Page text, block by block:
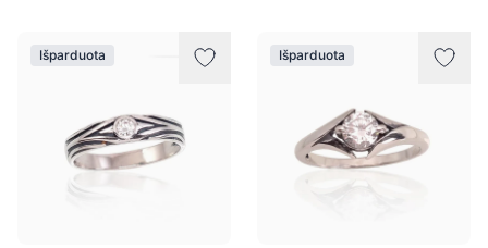
Išparduota Išparduota